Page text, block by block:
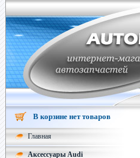
В корзине нет товаров
Главная
Аксессуары Audi